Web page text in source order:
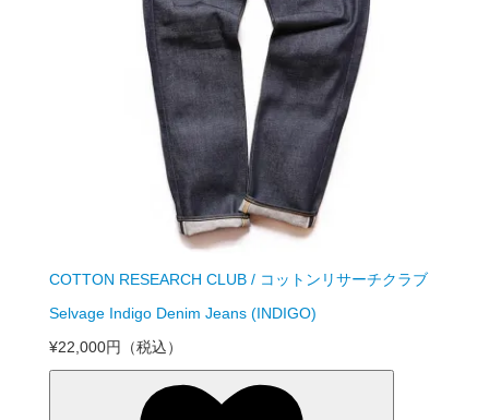
COTTON RESEARCH CLUB / コットンリサーチクラブ
Selvage Indigo Denim Jeans (INDIGO)
¥22,000円
（税込）